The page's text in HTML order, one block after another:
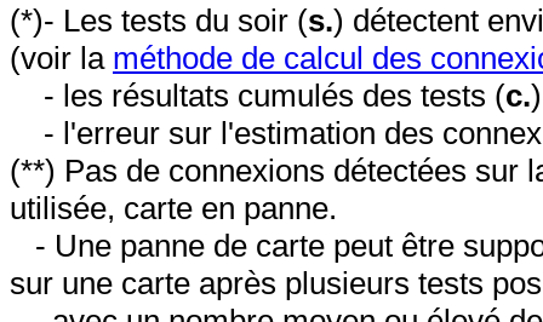
(*)- Les tests du soir (s.) détectent
(voir la méthode de calcul des
- les résultats cumulés des tests (c.
- l'erreur sur l'estimation des
(**) Pas de connexions détectées sur
utilisée, carte en panne.
- Une panne de carte peut être
sur une carte après plusieurs tests